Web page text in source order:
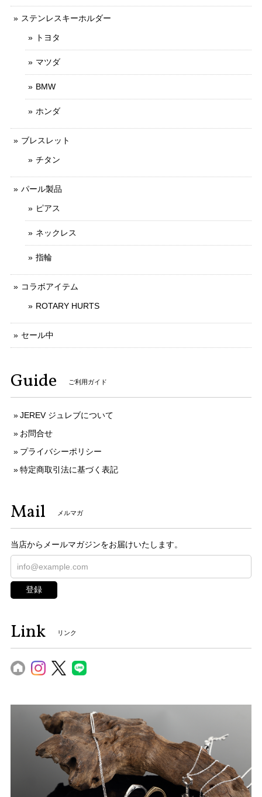
ステンレスキーホルダー
トヨタ
マツダ
BMW
ホンダ
ブレスレット
チタン
パール製品
ピアス
ネックレス
指輪
コラボアイテム
ROTARY HURTS
セール中
Guide ご利用ガイド
JEREV ジュレブについて
お問合せ
プライバシーポリシー
特定商取引法に基づく表記
Mail メルマガ
当店からメールマガジンをお届けいたします。
登録
Link リンク